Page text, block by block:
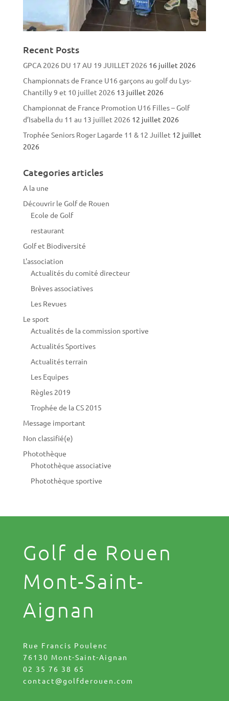
Recent Posts
GPCA 2026 DU 17 AU 19 JUILLET 2026 16 juillet 2026
Championnats de France U16 garçons au golf du Lys-
Chantilly 9 et 10 juillet 2026 13 juillet 2026
Championnat de France Promotion U16 Filles – Golf
d’Isabella du 11 au 13 juillet 2026 12 juillet 2026
Trophée Seniors Roger Lagarde 11 & 12 Juillet 12 juillet
2026
Categories articles
A la une
Découvrir le Golf de Rouen
Ecole de Golf
restaurant
Golf et Biodiversité
L'association
Actualités du comité directeur
Brèves associatives
Les Revues
Le sport
Actualités de la commission sportive
Actualités Sportives
Actualités terrain
Les Equipes
Règles 2019
Trophée de la CS 2015
Message important
Non classifié(e)
Photothèque
Photothèque associative
Photothèque sportive
Golf de Rouen
Mont-Saint-
Aignan
Rue Francis Poulenc
76130 Mont-Saint-Aignan
02 35 76 38 65
contact@golfderouen.com